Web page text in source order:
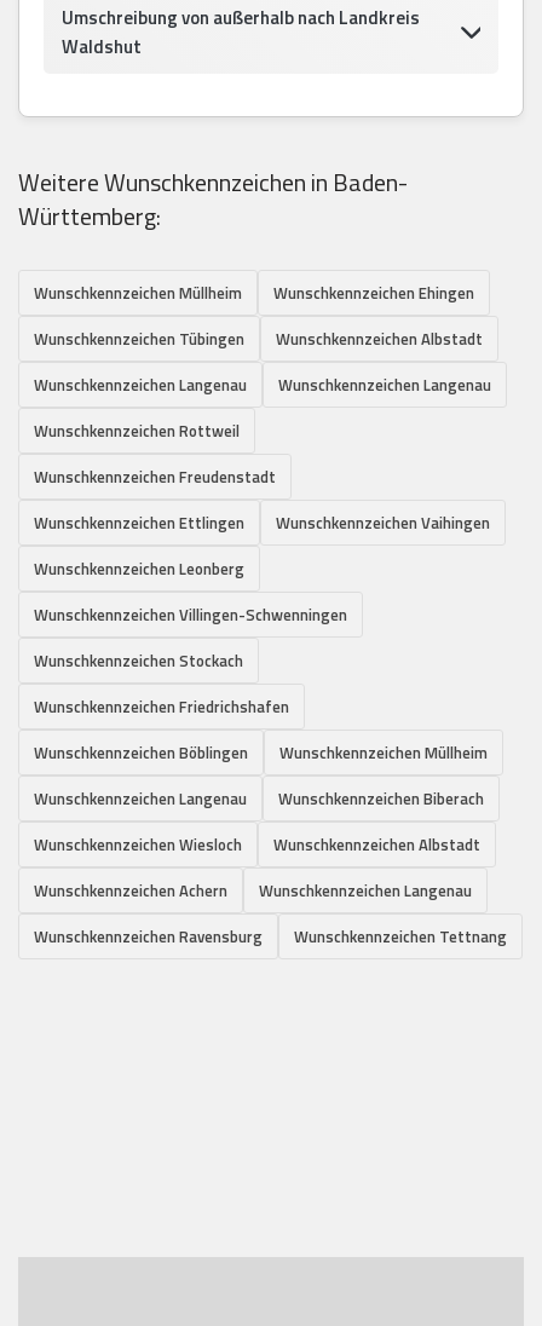
Umschreibung von außerhalb nach Landkreis
Waldshut
Weitere Wunschkennzeichen in Baden-
Württemberg:
Wunschkennzeichen Müllheim
Wunschkennzeichen Ehingen
Wunschkennzeichen Tübingen
Wunschkennzeichen Albstadt
Wunschkennzeichen Langenau
Wunschkennzeichen Langenau
Wunschkennzeichen Rottweil
Wunschkennzeichen Freudenstadt
Wunschkennzeichen Ettlingen
Wunschkennzeichen Vaihingen
Wunschkennzeichen Leonberg
Wunschkennzeichen Villingen-Schwenningen
Wunschkennzeichen Stockach
Wunschkennzeichen Friedrichshafen
Wunschkennzeichen Böblingen
Wunschkennzeichen Müllheim
Wunschkennzeichen Langenau
Wunschkennzeichen Biberach
Wunschkennzeichen Wiesloch
Wunschkennzeichen Albstadt
Wunschkennzeichen Achern
Wunschkennzeichen Langenau
Wunschkennzeichen Ravensburg
Wunschkennzeichen Tettnang